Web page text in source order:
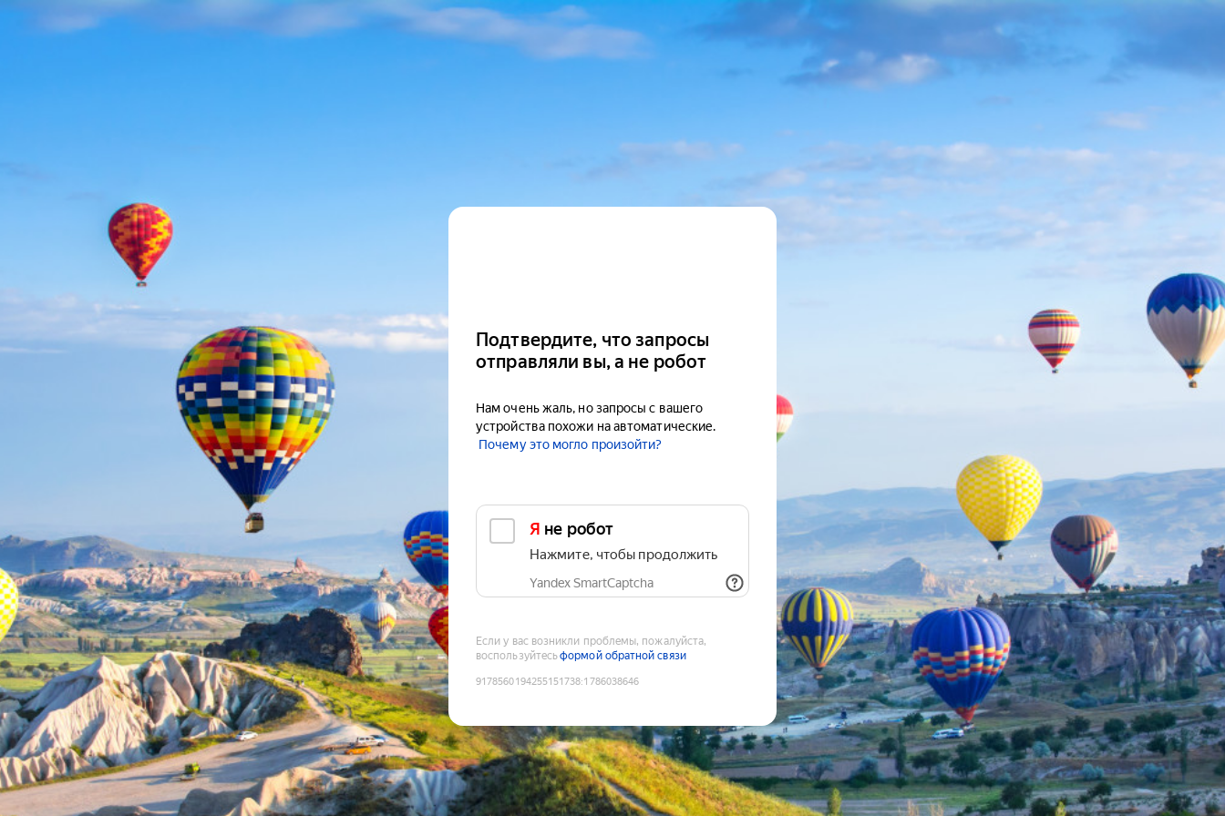
Подтвердите, что запросы
отправляли вы, а не робот
Нам очень жаль, но запросы с вашего
устройства похожи на автоматические.
Почему это могло произойти?
Я не робот
Нажмите, чтобы продолжить
Yandex SmartCaptcha
Если у вас возникли проблемы, пожалуйста,
воспользуйтесьформой обратной связи
9178560194255151738:1786038646